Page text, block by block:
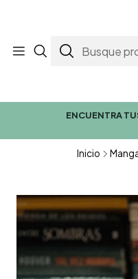
ENCUENTRA
Inicio